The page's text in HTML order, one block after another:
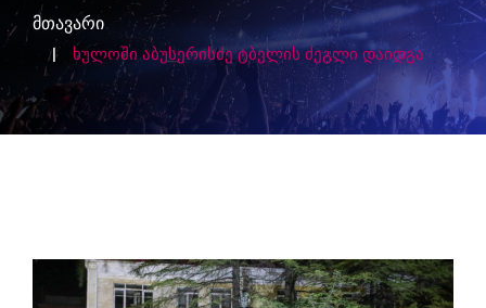
მთავარი
ხულოში აბუსერისძე ტბელის ძეგლი დაიდგა